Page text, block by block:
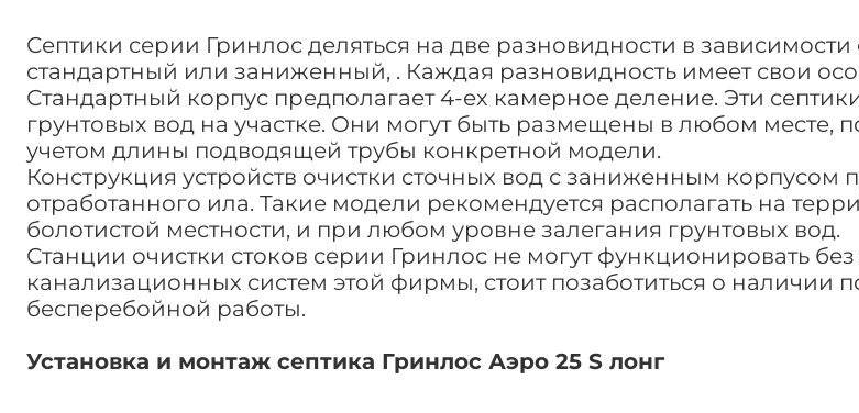
Септики серии Гринлос деляться на две разновидности в
стандартный или заниженный, . Каждая разновидность имеет свои
Стандартный корпус предполагает 4-ех камерное деление. Эти
грунтовых вод на участке. Они могут быть размещены в любом месте,
учетом длины подводящей трубы конкретной модели.
Конструкция устройств очистки сточных вод с заниженным корпусом
отработанного ила. Такие модели рекомендуется располагать на
болотистой местности, и при любом уровне залегания грунтовых вод.
Станции очистки стоков серии Гринлос не могут функционировать
канализационных систем этой фирмы, стоит позаботиться о наличии
бесперебойной работы.
Установка и монтаж септика Гринлос Аэро 25 S лонг